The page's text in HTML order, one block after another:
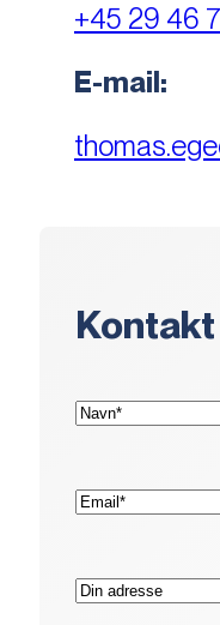
+45 29 46
E-mail:
Navn*
E-
mail*
Adresse